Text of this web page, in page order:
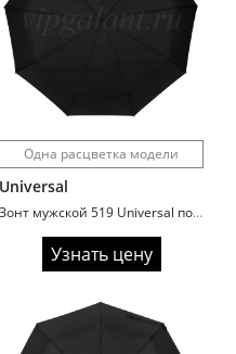
Одна расцветка модели
Universal
Зонт мужской 519 Universal полный автомат увеличенный купол
Узнать цену